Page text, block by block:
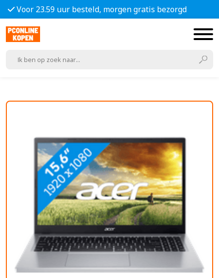
Voor 23.59 uur besteld, morgen gratis bezorgd